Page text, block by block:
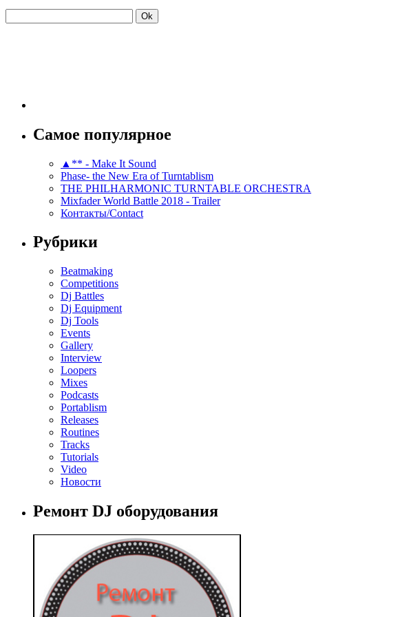
Самое популярное
▲** - Make It Sound
Phase- the New Era of Turntablism
THE PHILHARMONIC TURNTABLE ORCHESTRA
Mixfader World Battle 2018 - Trailer
Контакты/Contact
Рубрики
Beatmaking
Competitions
Dj Battles
Dj Equipment
Dj Tools
Events
Gallery
Interview
Loopers
Mixes
Podcasts
Portablism
Releases
Routines
Tracks
Tutorials
Video
Новости
Ремонт DJ оборудования